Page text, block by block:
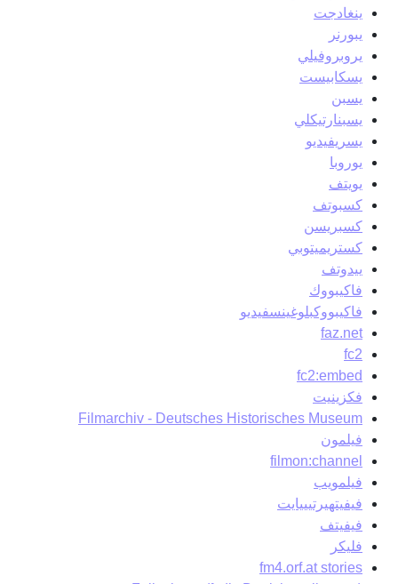
ينغادجت
يبورنر
يروبروفيلي
يسكابيست
يسبن
يسبنارتيكلي
يسريفيديو
يوروبا
يويتف
كسبوتف
كسبريسن
كستريميتوبي
ييدوتف
فاكيبووك
فاكيبووكبلوغينسفيديو
faz.net
fc2
fc2:embed
فكزينيت
Filmarchiv - Deutsches Historisches Museum
فيلمون
filmon:channel
فيلمويب
فيفيتهيرتيييايت
فيفيتف
فليكر
fm4.orf.at stories